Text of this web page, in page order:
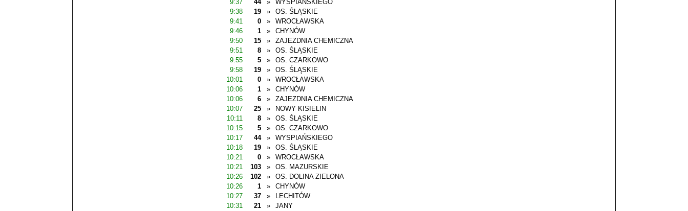
9:37
44 »
WYSPIAŃSKIEGO
9:38
19 »
OS. ŚLĄSKIE
9:41
0 »
WROCŁAWSKA
9:46
1 »
CHYNÓW
9:50
15 »
ZAJEZDNIA CHEMICZNA
9:51
8 »
OS. ŚLĄSKIE
9:55
5 »
OS. CZARKOWO
9:58
19 »
OS. ŚLĄSKIE
10:01
0 »
WROCŁAWSKA
10:06
1 »
CHYNÓW
10:06
6 »
ZAJEZDNIA CHEMICZNA
10:07
25 »
NOWY KISIELIN
10:11
8 »
OS. ŚLĄSKIE
10:15
5 »
OS. CZARKOWO
10:17
44 »
WYSPIAŃSKIEGO
10:18
19 »
OS. ŚLĄSKIE
10:21
0 »
WROCŁAWSKA
10:21
103 »
OS. MAZURSKIE
10:26
102 »
OS. DOLINA ZIELONA
10:26
1 »
CHYNÓW
10:27
37 »
LECHITÓW
10:31
21 » JANY